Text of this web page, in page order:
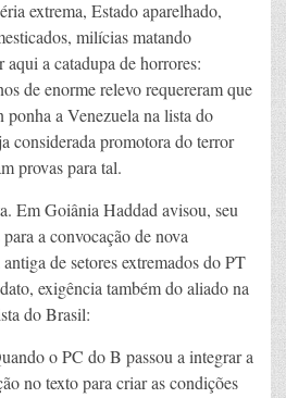
extrema, Estado aparelhado,
milícias matando
a catadupa de horrores:
de enorme relevo requereram que
ponha a Venezuela na lista do
considerada promotora do terror
provas para tal.
Em Goiânia Haddad avisou, seu
a convocação de nova
de setores extremados do PT
exigência também do aliado na
do Brasil:
o PC do B passou a integrar a
no texto para criar as condições